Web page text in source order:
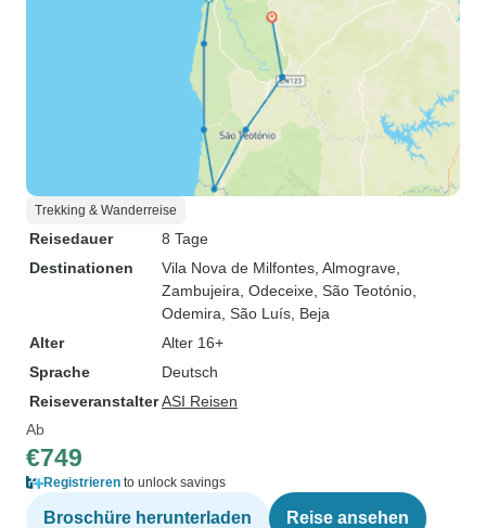
Trekking & Wanderreise
Reisedauer
8 Tage
Destinationen
Vila Nova de Milfontes , Almograve
Zambujeira , Odeceixe , São Teotónio
Odemira , São Luís, Beja
Alter
Alter 16+
Sprache
Deutsch
ReiseveranstalterASI Reisen
Ab
€749
Registrieren to unlock savings
Broschüre herunterladen Reise ansehen